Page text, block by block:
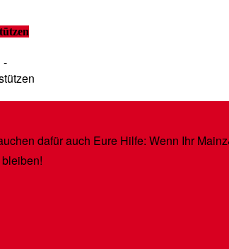
-
dafür auch Eure Hilfe: Wenn Ihr